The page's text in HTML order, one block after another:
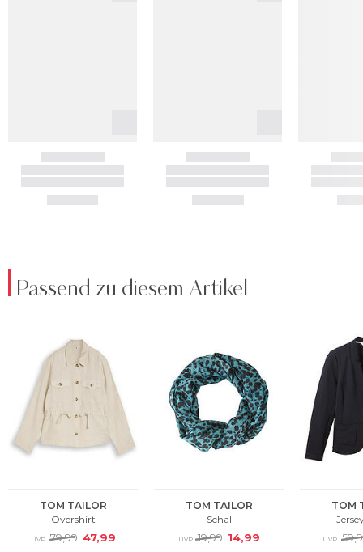
Passend zu diesem Artikel